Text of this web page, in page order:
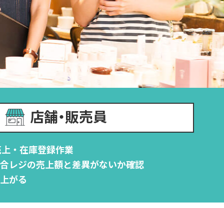
店舗・販売員
・在庫登録作業
レジの売上額と差異がないか確認
がる